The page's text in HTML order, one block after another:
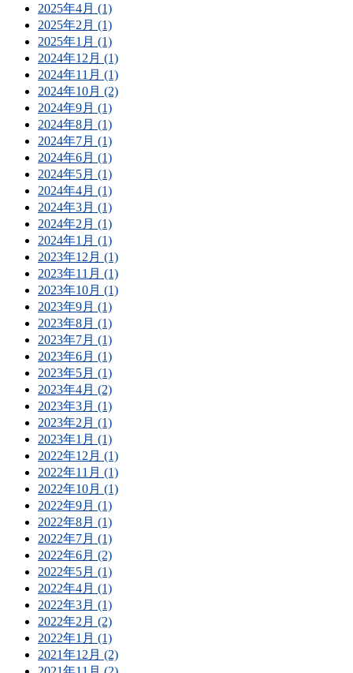
2025年4月 (1)
2025年2月 (1)
2025年1月 (1)
2024年12月 (1)
2024年11月 (1)
2024年10月 (2)
2024年9月 (1)
2024年8月 (1)
2024年7月 (1)
2024年6月 (1)
2024年5月 (1)
2024年4月 (1)
2024年3月 (1)
2024年2月 (1)
2024年1月 (1)
2023年12月 (1)
2023年11月 (1)
2023年10月 (1)
2023年9月 (1)
2023年8月 (1)
2023年7月 (1)
2023年6月 (1)
2023年5月 (1)
2023年4月 (2)
2023年3月 (1)
2023年2月 (1)
2023年1月 (1)
2022年12月 (1)
2022年11月 (1)
2022年10月 (1)
2022年9月 (1)
2022年8月 (1)
2022年7月 (1)
2022年6月 (2)
2022年5月 (1)
2022年4月 (1)
2022年3月 (1)
2022年2月 (2)
2022年1月 (1)
2021年12月 (2)